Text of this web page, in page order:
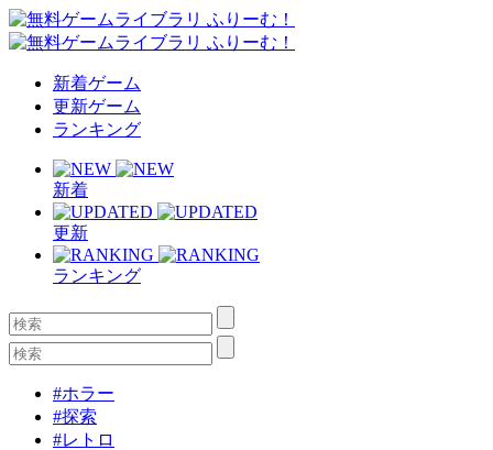
新着ゲーム
更新ゲーム
ランキング
新着
更新
ランキング
#ホラー
#探索
#レトロ